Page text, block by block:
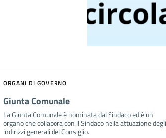
ORGANI DI GOVERNO
Giunta Comunale
La Giunta Comunale è nominata dal Sindaco ed è un
organo che collabora con il Sindaco nella attuazione degli
indirizzi generali del Consiglio.